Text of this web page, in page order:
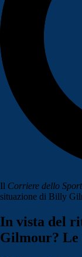
Il Corriere dello Sport
situazione di Billy
In vista del
Gilmour? Le